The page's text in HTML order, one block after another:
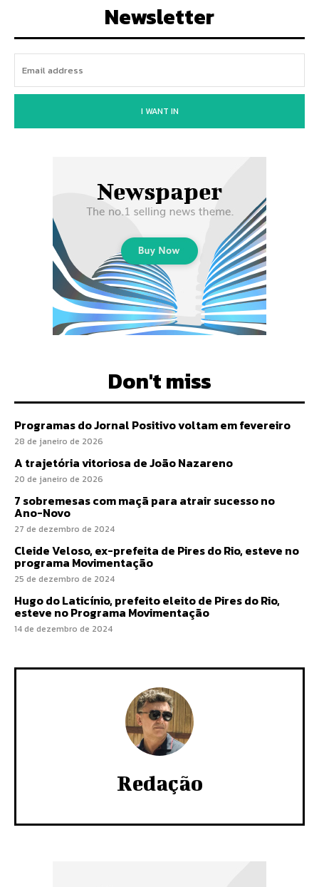
Newsletter
I WANT IN
Don't miss
Programas do Jornal Positivo voltam em fevereiro
28 de janeiro de 2026
A trajetória vitoriosa de João Nazareno
20 de janeiro de 2026
7 sobremesas com maçã para atrair sucesso no
Ano-Novo
27 de dezembro de 2024
Cleide Veloso, ex-prefeita de Pires do Rio, esteve no
programa Movimentação
25 de dezembro de 2024
Hugo do Laticínio, prefeito eleito de Pires do Rio,
esteve no Programa Movimentação
14 de dezembro de 2024
Redação